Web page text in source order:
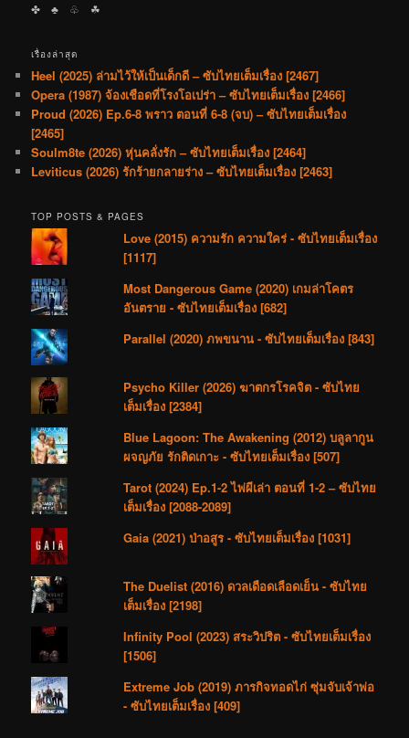
✤ ♣︎ ♧ ☘︎
เรื่องล่าสุด
Heel (2025) ล่ามไว้ให้เป็นเด็กดี – ซับไทยเต็มเรื่อง [2467]
Opera (1987) จ้องเชือดที่โรงโอเปร่า – ซับไทยเต็มเรื่อง [2466]
Proud (2026) Ep.6-8 พราว ตอนที่ 6-8 (จบ) – ซับไทยเต็มเรื่อง
[2465]
Soulm8te (2026) หุ่นคลั่งรัก – ซับไทยเต็มเรื่อง [2464]
Leviticus (2026) รักร้ายกลายร่าง – ซับไทยเต็มเรื่อง [2463]
TOP POSTS & PAGES
Love (2015) ความรัก ความใคร่ - ซับไทยเต็มเรื่อง
[1117]
Most Dangerous Game (2020) เกมล่าโคตร
อันตราย - ซับไทยเต็มเรื่อง [682]
Parallel (2020) ภพขนาน - ซับไทยเต็มเรื่อง [843]
Psycho Killer (2026) ฆาตกรโรคจิต - ซับไทย
เต็มเรื่อง [2384]
Blue Lagoon: The Awakening (2012) บลูลากูน
ผจญภัย รักติดเกาะ - ซับไทยเต็มเรื่อง [507]
Tarot (2024) Ep.1-2 ไพ่ผีเล่า ตอนที่ 1-2 – ซับไทย
เต็มเรื่อง [2088-2089]
Gaia (2021) ป่าอสูร - ซับไทยเต็มเรื่อง [1031]
The Duelist (2016) ดวลเดือดเลือดเย็น - ซับไทย
เต็มเรื่อง [2198]
Infinity Pool (2023) สระวิปริต - ซับไทยเต็มเรื่อง
[1506]
Extreme Job (2019) ภารกิจทอดไก่ ซุ่มจับเจ้าพ่อ
- ซับไทยเต็มเรื่อง [409]